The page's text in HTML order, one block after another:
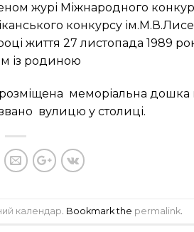
журі Міжнародного
конкурсу
життя 27 листопада 1989
із родиною
меморіальна дошка
вулицю у столиці.
календар . Bookmark the permalink